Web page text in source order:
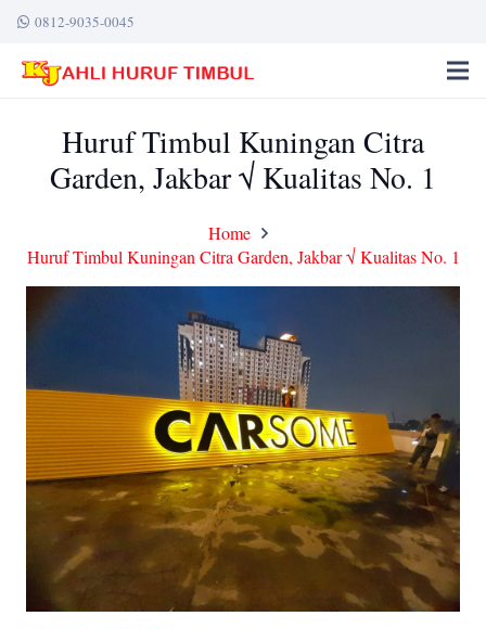
0812-9035-0045
Huruf Timbul Kuningan Citra
Garden, Jakbar √ Kualitas No. 1
Home
Huruf Timbul Kuningan Citra Garden, Jakbar √ Kualitas No. 1